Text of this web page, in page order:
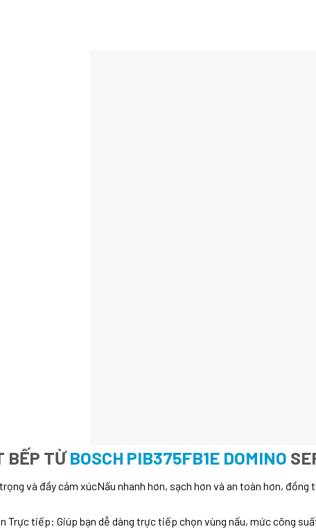
BẾP TỪBOSCH PIB375FB1E DOMINO
và đầy cảm xúcNấu nhanh hơn, sạch hơn và an toàn hơn,
Trực tiếp: Giúp bạn dễ dàng trực tiếp chọn vùng nấu, mức công